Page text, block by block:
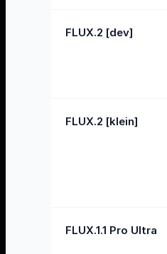
FLUX.2 [dev]
FLUX.2 [klein]
FLUX.1.1 Pro Ultra